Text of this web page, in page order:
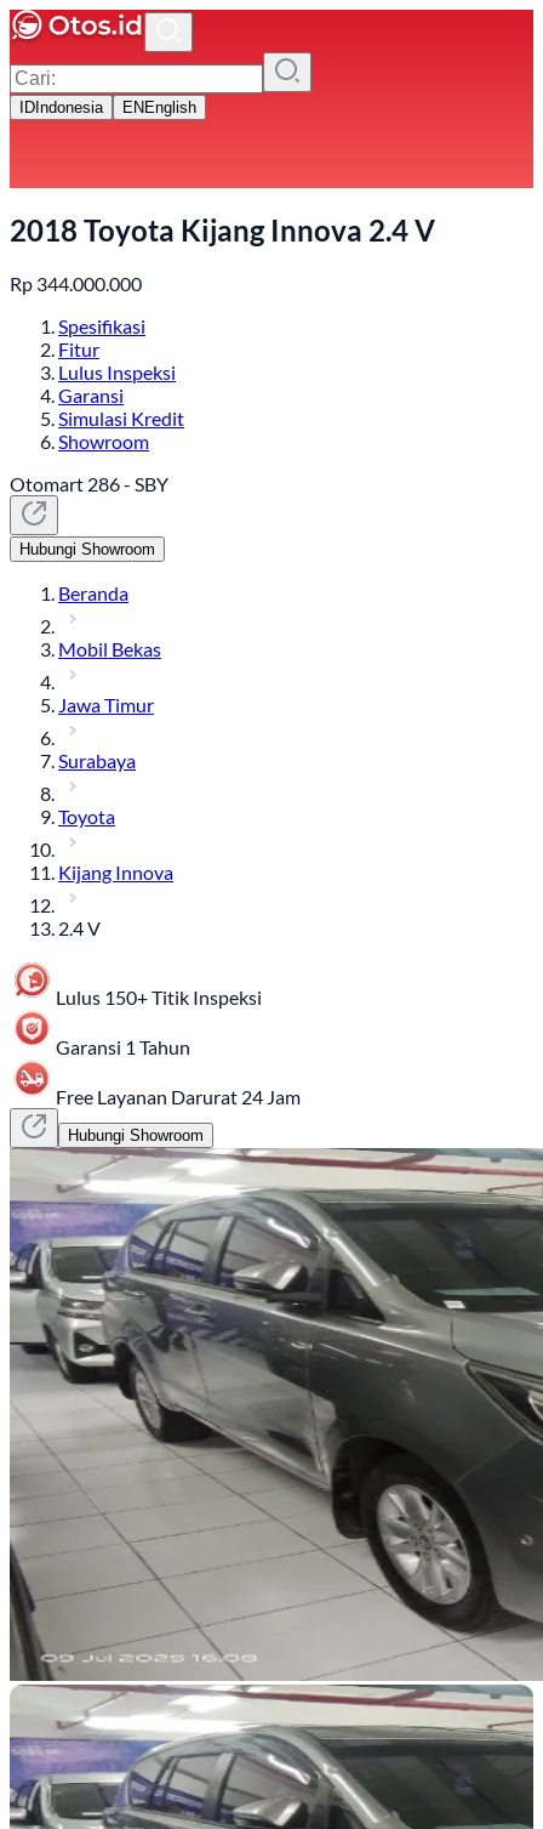
ID Indonesia EN English
2018 Toyota Kijang Innova 2.4 V
Rp 344.000.000
Spesifikasi
Fitur
Lulus Inspeksi
Garansi
Simulasi Kredit
Showroom
Otomart 286 - SBY
Hubungi Showroom
Beranda
Mobil Bekas
Jawa Timur
Surabaya
Toyota
Kijang Innova
2.4 V
Lulus 150+ Titik Inspeksi
Garansi 1 Tahun
Free Layanan Darurat 24 Jam
Hubungi Showroom